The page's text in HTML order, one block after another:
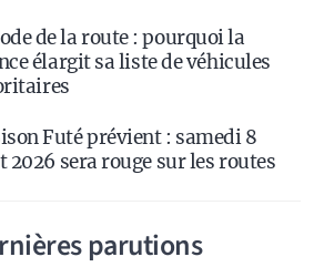
de la route : pourquoi la
élargit sa liste de véhicules
Futé prévient : samedi 8
2026 sera rouge sur les routes
parutions